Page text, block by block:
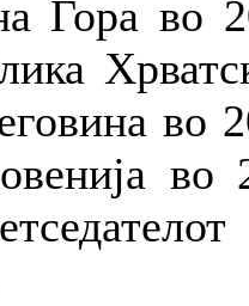
Гора во
во